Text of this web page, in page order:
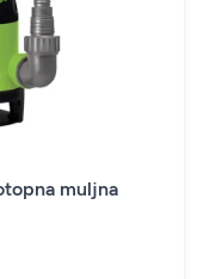
muljna